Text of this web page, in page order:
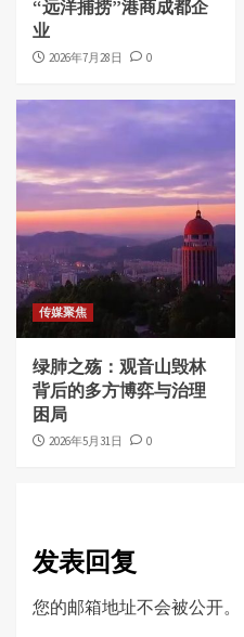
“远洋捕捞”港商成都企
业
2026年7月28日 0
传媒聚焦
绿肺之殇：观音山毁林
背后的多方博弈与治理
困局
2026年5月31日 0
发表回复
您的邮箱地址不会被公开。